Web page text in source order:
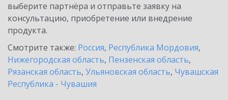
выберите партнёра и отправьте заявку на
консультацию, приобретение или внедрение
продукта.
Смотрите также: Россия, Республика Мордовия,
Нижегородская область, Пензенская область,
Рязанская область, Ульяновская область, Чувашская
Республика - Чувашия